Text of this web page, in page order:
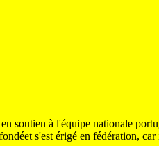
soutien à l'équipe nationale
s'est érigé en fédération,